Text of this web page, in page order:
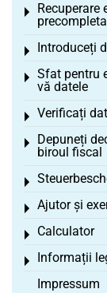
Recuperare
Toggle menu
Introduceți
Toggle menu
Sfat pentru
vă datele
Toggle menu
Verificați
Toggle menu
Depuneți
biroul fiscal
Toggle menu
Toggle menu
Ajutor și
Toggle menu
Calculator
Toggle menu
Informații
Toggle menu
Impressum